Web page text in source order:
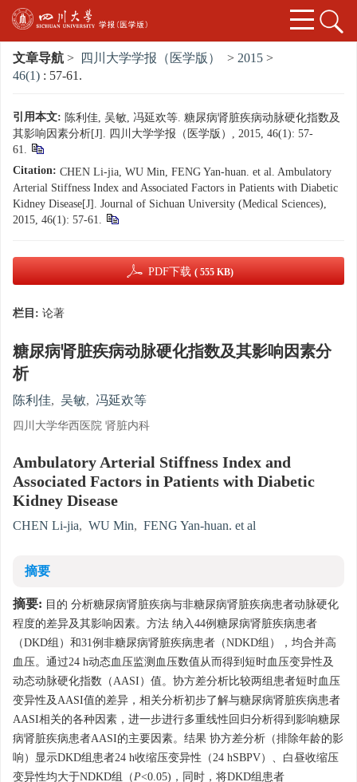
文章导航 > 四川大学学报（医学版） > 2015 >
46(1) : 57-61.
引用本文: 陈利佳, 吴敏, 冯延欢等. 糖尿病肾脏疾病动脉硬化指数及
其影响因素分析[J]. 四川大学学报（医学版）, 2015, 46(1): 57-
61.
Citation: CHEN Li-jia, WU Min, FENG Yan-huan. et al. Ambulatory
Arterial Stiffness Index and Associated Factors in Patients with Diabetic
Kidney Disease[J]. Journal of Sichuan University (Medical Sciences),
2015, 46(1): 57-61.
PDF下载 ( 555 KB)
栏目: 论著
糖尿病肾脏疾病动脉硬化指数及其影响因素分
析
陈利佳, 吴敏, 冯延欢等
四川大学华西医院 肾脏内科
Ambulatory Arterial Stiffness Index and
Associated Factors in Patients with Diabetic
Kidney Disease
CHEN Li-jia, WU Min, FENG Yan-huan. et al
摘要
摘要: 目的 分析糖尿病肾脏疾病与非糖尿病肾脏疾病患者动脉硬化
程度的差异及其影响因素。方法 纳入44例糖尿病肾脏疾病患者
（DKD组）和31例非糖尿病肾脏疾病患者（NDKD组），均合并高
血压。通过24 h动态血压监测血压数值从而得到短时血压变异性及
动态动脉硬化指数（AASI）值。协方差分析比较两组患者短时血压
变异性及AASI值的差异，相关分析初步了解与糖尿病肾脏疾病患者
AASI相关的各种因素，进一步进行多重线性回归分析得到影响糖尿
病肾脏疾病患者AASI的主要因素。结果 协方差分析（排除年龄的影
响）显示DKD组患者24 h收缩压变异性（24 hSBPV）、白昼收缩压
变异性均大于NDKD组（P<0.05)，同时，将DKD组患者